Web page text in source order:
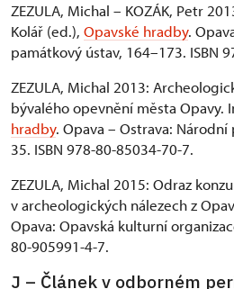
ZEZULA, Michal – KOZÁK, Petr
Kolář (ed.), Opavské hradby.
památkový ústav, 164–173. ISBN
ZEZULA, Michal 2013:
bývalého opevnění města Opavy.
hradby. Opava – Ostrava:
35. ISBN 978-80-85034-70-7.
ZEZULA, Michal 2015: Odraz
v archeologických nálezech z
Opava: Opavská kulturní
80-905991-4-7.
J – Článek v odborném